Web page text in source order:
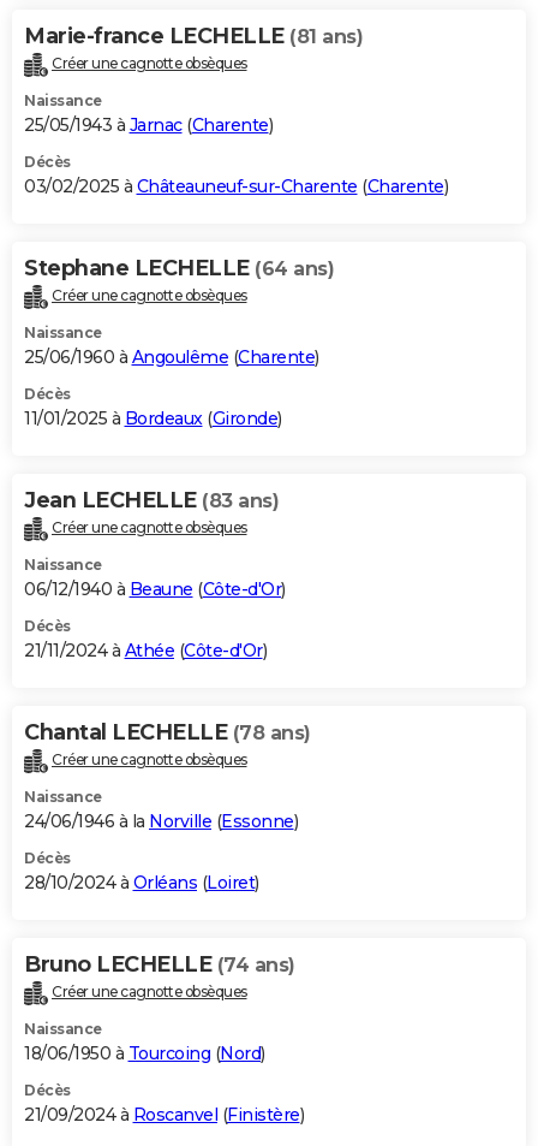
Marie-france LECHELLE (81 ans)
Créer une cagnotte obsèques
Naissance
25/05/1943 à Jarnac(Charente)
Décès
03/02/2025 à Châteauneuf-sur-Charente (Charente)
Stephane LECHELLE (64 ans)
Créer une cagnotte obsèques
Naissance
25/06/1960 à Angoulême (Charente)
Décès
11/01/2025 à Bordeaux(Gironde)
Jean LECHELLE (83 ans)
Créer une cagnotte obsèques
Naissance
06/12/1940 à Beaune (Côte-d'Or)
Décès
21/11/2024 à Athée (Côte-d'Or)
Chantal LECHELLE (78 ans)
Créer une cagnotte obsèques
Naissance
24/06/1946 à la Norville (Essonne)
Décès
28/10/2024 à Orléans (Loiret)
Bruno LECHELLE (74 ans)
Créer une cagnotte obsèques
Naissance
18/06/1950 à Tourcoing (Nord)
Décès
21/09/2024 à Roscanvel (Finistère)